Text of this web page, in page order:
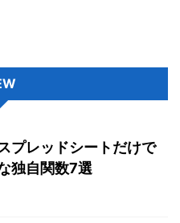
プレッドシートだけで
独自関数7選